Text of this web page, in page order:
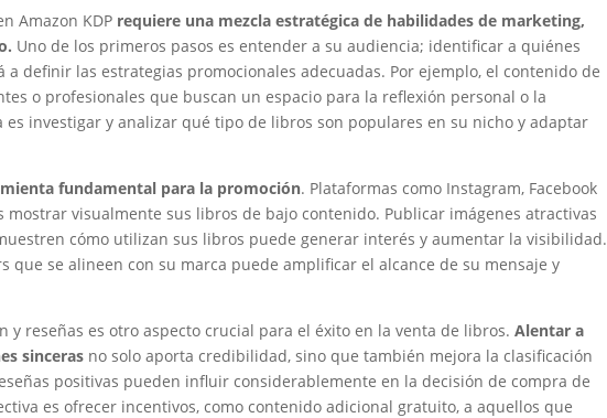
Amazon KDP requiere una mezcla estratégica de habilidades de marketing,
Uno de los primeros pasos es entender a su audiencia; identificar a quiénes
definir las estrategias promocionales adecuadas. Por ejemplo, el contenido de
o profesionales que buscan un espacio para la reflexión personal o la
investigar y analizar qué tipo de libros son populares en su nicho y adaptar
fundamental para la promoción. Plataformas como Instagram, Facebook
visualmente sus libros de bajo contenido. Publicar imágenes atractivas
cómo utilizan sus libros puede generar interés y aumentar la visibilidad.
que se alineen con su marca puede amplificar el alcance de su mensaje y
y reseñas es otro aspecto crucial para el éxito en la venta de libros. Alentar a
sinceras no solo aporta credibilidad, sino que también mejora la clasificación
positivas pueden influir considerablemente en la decisión de compra de
es ofrecer incentivos, como contenido adicional gratuito, a aquellos que